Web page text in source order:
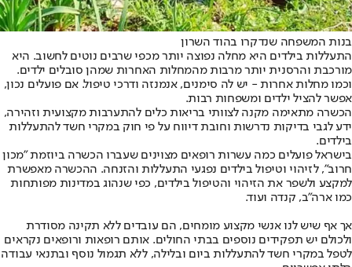
בנות המשפחה שנדקרו בהוד השרון
התעללות בילדים היא מחלה נפוצה יותר מכפי שרבים נוטים לחשוב. היא
מורכבת והרסנית יותר מרבות מהמחלות האחרות שמהן סובלים ילדים.
וכמו מחלות אחרות - יש לה סימנים, אנמנזה ודרכי טיפול. אם פועלים נכון,
אפשר להציל ילדים ומשפחות רבות.
הכשרה מתאימה מקנה לצוותי בריאות כלים להתערבות מקצועית וזהירה,
ידע לגבי בדיקות נדרשות וחובת דיווח על פי חוק במקרי חשד להתעללות
בילדים.
בישראל פועלים כמה עשרות רופאים מצוינים שעברו הכשרה ביוזמת "מכון
חרוב", לזיהוי וטיפול בילדים נפגעי התעללות והזנחה. ההכשרה מאפשרת
למקצע ולשפר את הזיהוי והטיפול בילדים, כפי שנהוג במדינות מפותחות
כמו ארה"ב, קנדה ועוד.
אך אף שיש לנו אנשי מקצוע מומחים, הם עובדים ללא תקינה מסודרת
ולכולם יש תפקידים נוספים בבתי החולים. אותם רופאות ורופאים נקראים
לטפל במקרי חשד להתעללות ביום ובלילה, ללא תגמול נוסף ובתנאי עבודה